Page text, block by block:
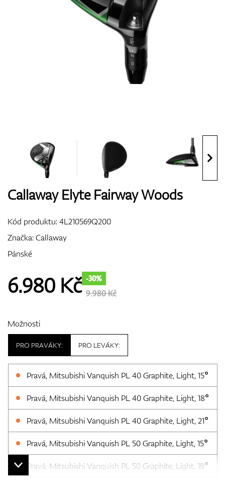
Boty
Rukavice
Dárkové poukazy
Callaway Elyte Fairway Woods
Kód produktu:4L210569Q200
Značka:Callaway
Pánské
6.980 Kč -30%
9.980 Kč
Možnosti
PRO PRAVÁKY:
Pravá, Mitsubishi Vanquish PL 40 Graphite, Light, 15°
Pravá, Mitsubishi Vanquish PL 40 Graphite, Light, 18°
Pravá, Mitsubishi Vanquish PL 40 Graphite, Light, 21°
Pravá, Mitsubishi Vanquish PL 50 Graphite, Light, 15°
Pravá, Mitsubishi Vanquish PL 50 Graphite, Light, 18°
PRO LEVÁKY: